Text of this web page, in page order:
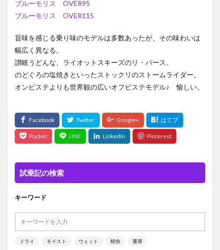
ブルーモリス OVER95
ブルーモリス OVER115
旨味を感じる乗り味のモデルは多数あったが、その味わいは
幅広く異なる。
讃岐うどんな、ライオットスキーズのリ・バース。
のどぐろの塩焼きといったストックリのストームライダー。
オンピステよりも世界観の広いオフピステモデル♪ 愉しい。
試乗記の検索
キーワード
ドライ モイスト ウェット 軽快 重厚